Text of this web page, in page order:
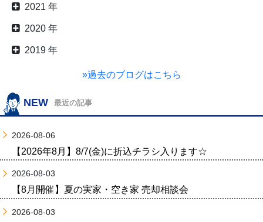
2021 年
2020 年
2019 年
»過去のブログはこちら
NEW 最近の記事
2026-08-06
【2026年8月】8/7(金)に折込チラシ入ります☆
2026-08-03
【8月開催】夏の実家・空き家 売却相談会
2026-08-03